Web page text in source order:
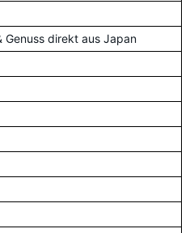
Genuss direkt aus Japan